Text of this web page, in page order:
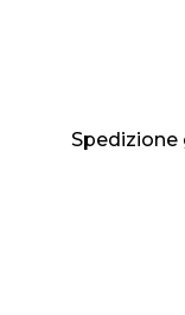
Spedizione